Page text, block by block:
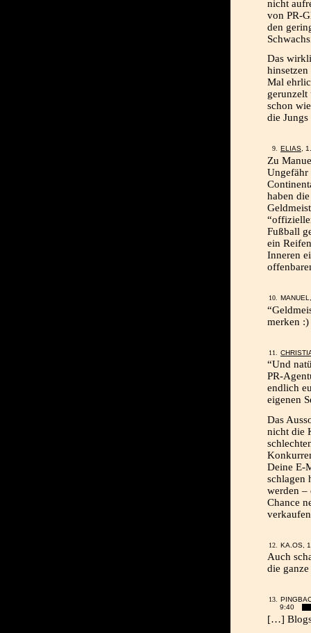
nicht
von PR-
den
Das
hinsetzen
Mal
gerunzelt
schon
die
ELIAS ,
Zu
Ungefähr
haben
Fußball
ein
Inneren
merken :)
“Und
PR-
endlich
eigenen
Das
nicht die
Deine E-
schlagen
werden –
Chance
KA.OS,
Auch
die
9:40
[…]